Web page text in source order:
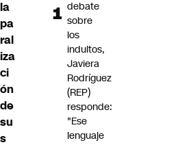
la
pa
ral
iza
ci
ón
de
su
s
debate
sobre
los
indultos,
Javiera
Rodríguez
(REP)
responde:
"Ese
lenguaje